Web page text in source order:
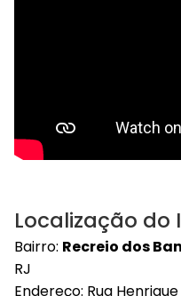
Localização do
Bairro: Recreio dos
RJ
Endereço: Rua